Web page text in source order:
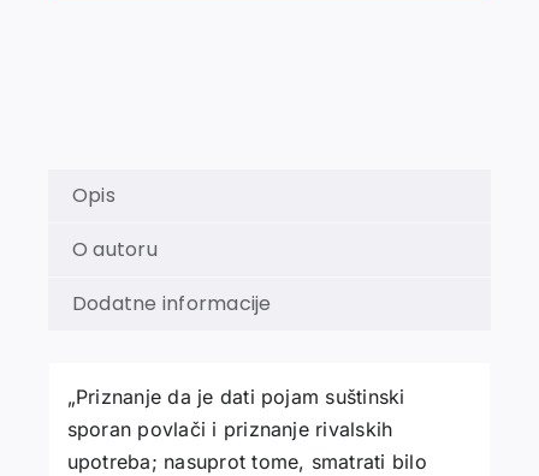
Opis
O autoru
Dodatne informacije
„Priznanje da je dati pojam suštinski
sporan povlači i priznanje rivalskih
upotreba; nasuprot tome, smatrati bilo